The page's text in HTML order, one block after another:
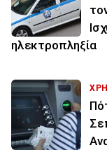
ηλεκτροπληξία